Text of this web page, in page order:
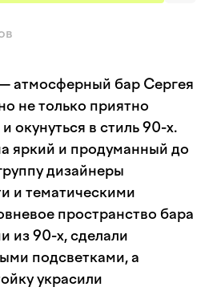
атмосферный бар Сергея
не только приятно
окунуться в стиль 90-х.
яркий и продуманный до
дизайнеры
и тематическими
пространство бара
из 90-х, сделали
подсветками, а
украсили